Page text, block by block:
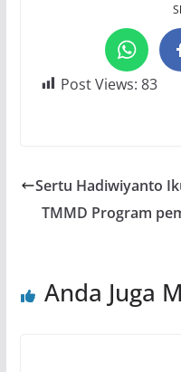
Post Views: 83
Sertu Hadiwiyanto
TMMD Program
Anda Juga